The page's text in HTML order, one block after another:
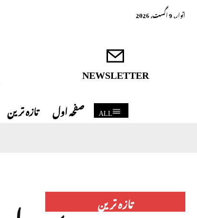
اتوار, 9 اگست, 2026
NEWSLETTER
ALL صفحہ اول تازہ ترین
تازہ ترین